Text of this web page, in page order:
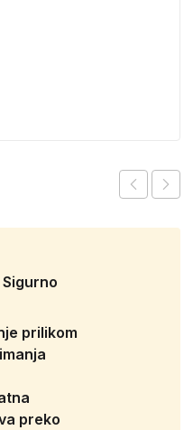
prilikom
preko